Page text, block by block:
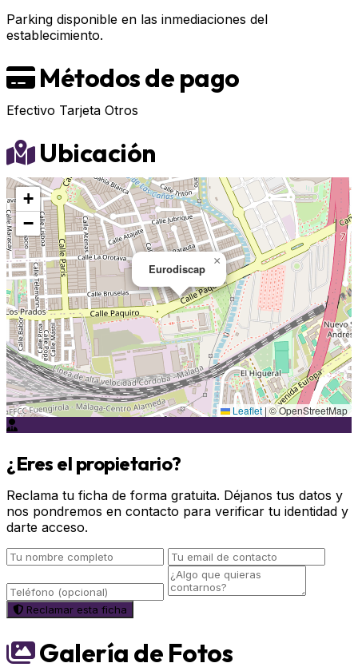
Parking disponible en las inmediaciones del
establecimiento.
Métodos de pago
Efectivo Tarjeta Otros
Ubicación
Eurodiscap
×
+
−
Leaflet |© OpenStreetMap
¿Eres el propietario?
Reclama tu ficha de forma gratuita. Déjanos tus datos y
nos pondremos en contacto para verificar tu identidad y
darte acceso.
Reclamar esta ficha
Galería de Fotos